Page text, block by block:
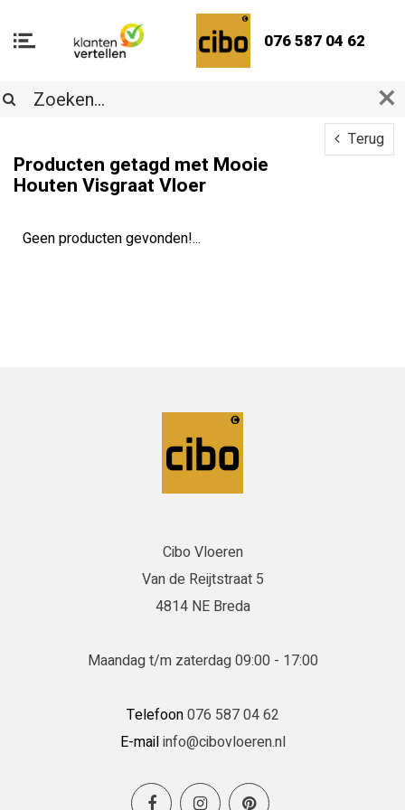
076 587 04 62
Terug
Producten getagd met Mooie
Houten Visgraat Vloer
Geen producten gevonden!...
Cibo Vloeren
Van de Reijtstraat 5
4814 NE Breda
Maandag t/m zaterdag 09:00 - 17:00
Telefoon076 587 04 62
E-mailinfo@cibovloeren.nl